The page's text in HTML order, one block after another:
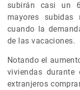
subirán casi un
mayores subidas
cuando la
de las vacaciones.
Notando el
viviendas
extranjeros